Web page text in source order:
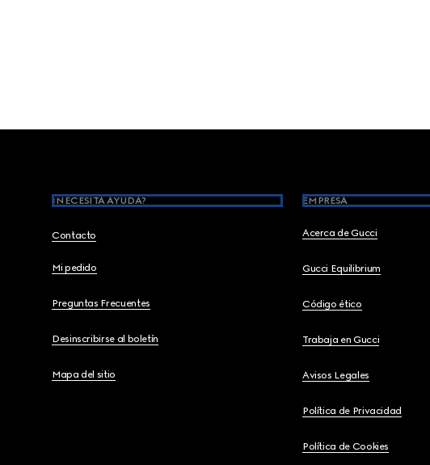
¿NECESITA AYUDA?
Contacto
Mi pedido
Preguntas Frecuentes
Desinscribirse al boletín
Mapa del sitio
EMPRESA
Acerca de Gucci
Gucci Equilibrium
Código ético
Trabaja en Gucci
Avisos Legales
Política de Privacidad
Política de Cookies